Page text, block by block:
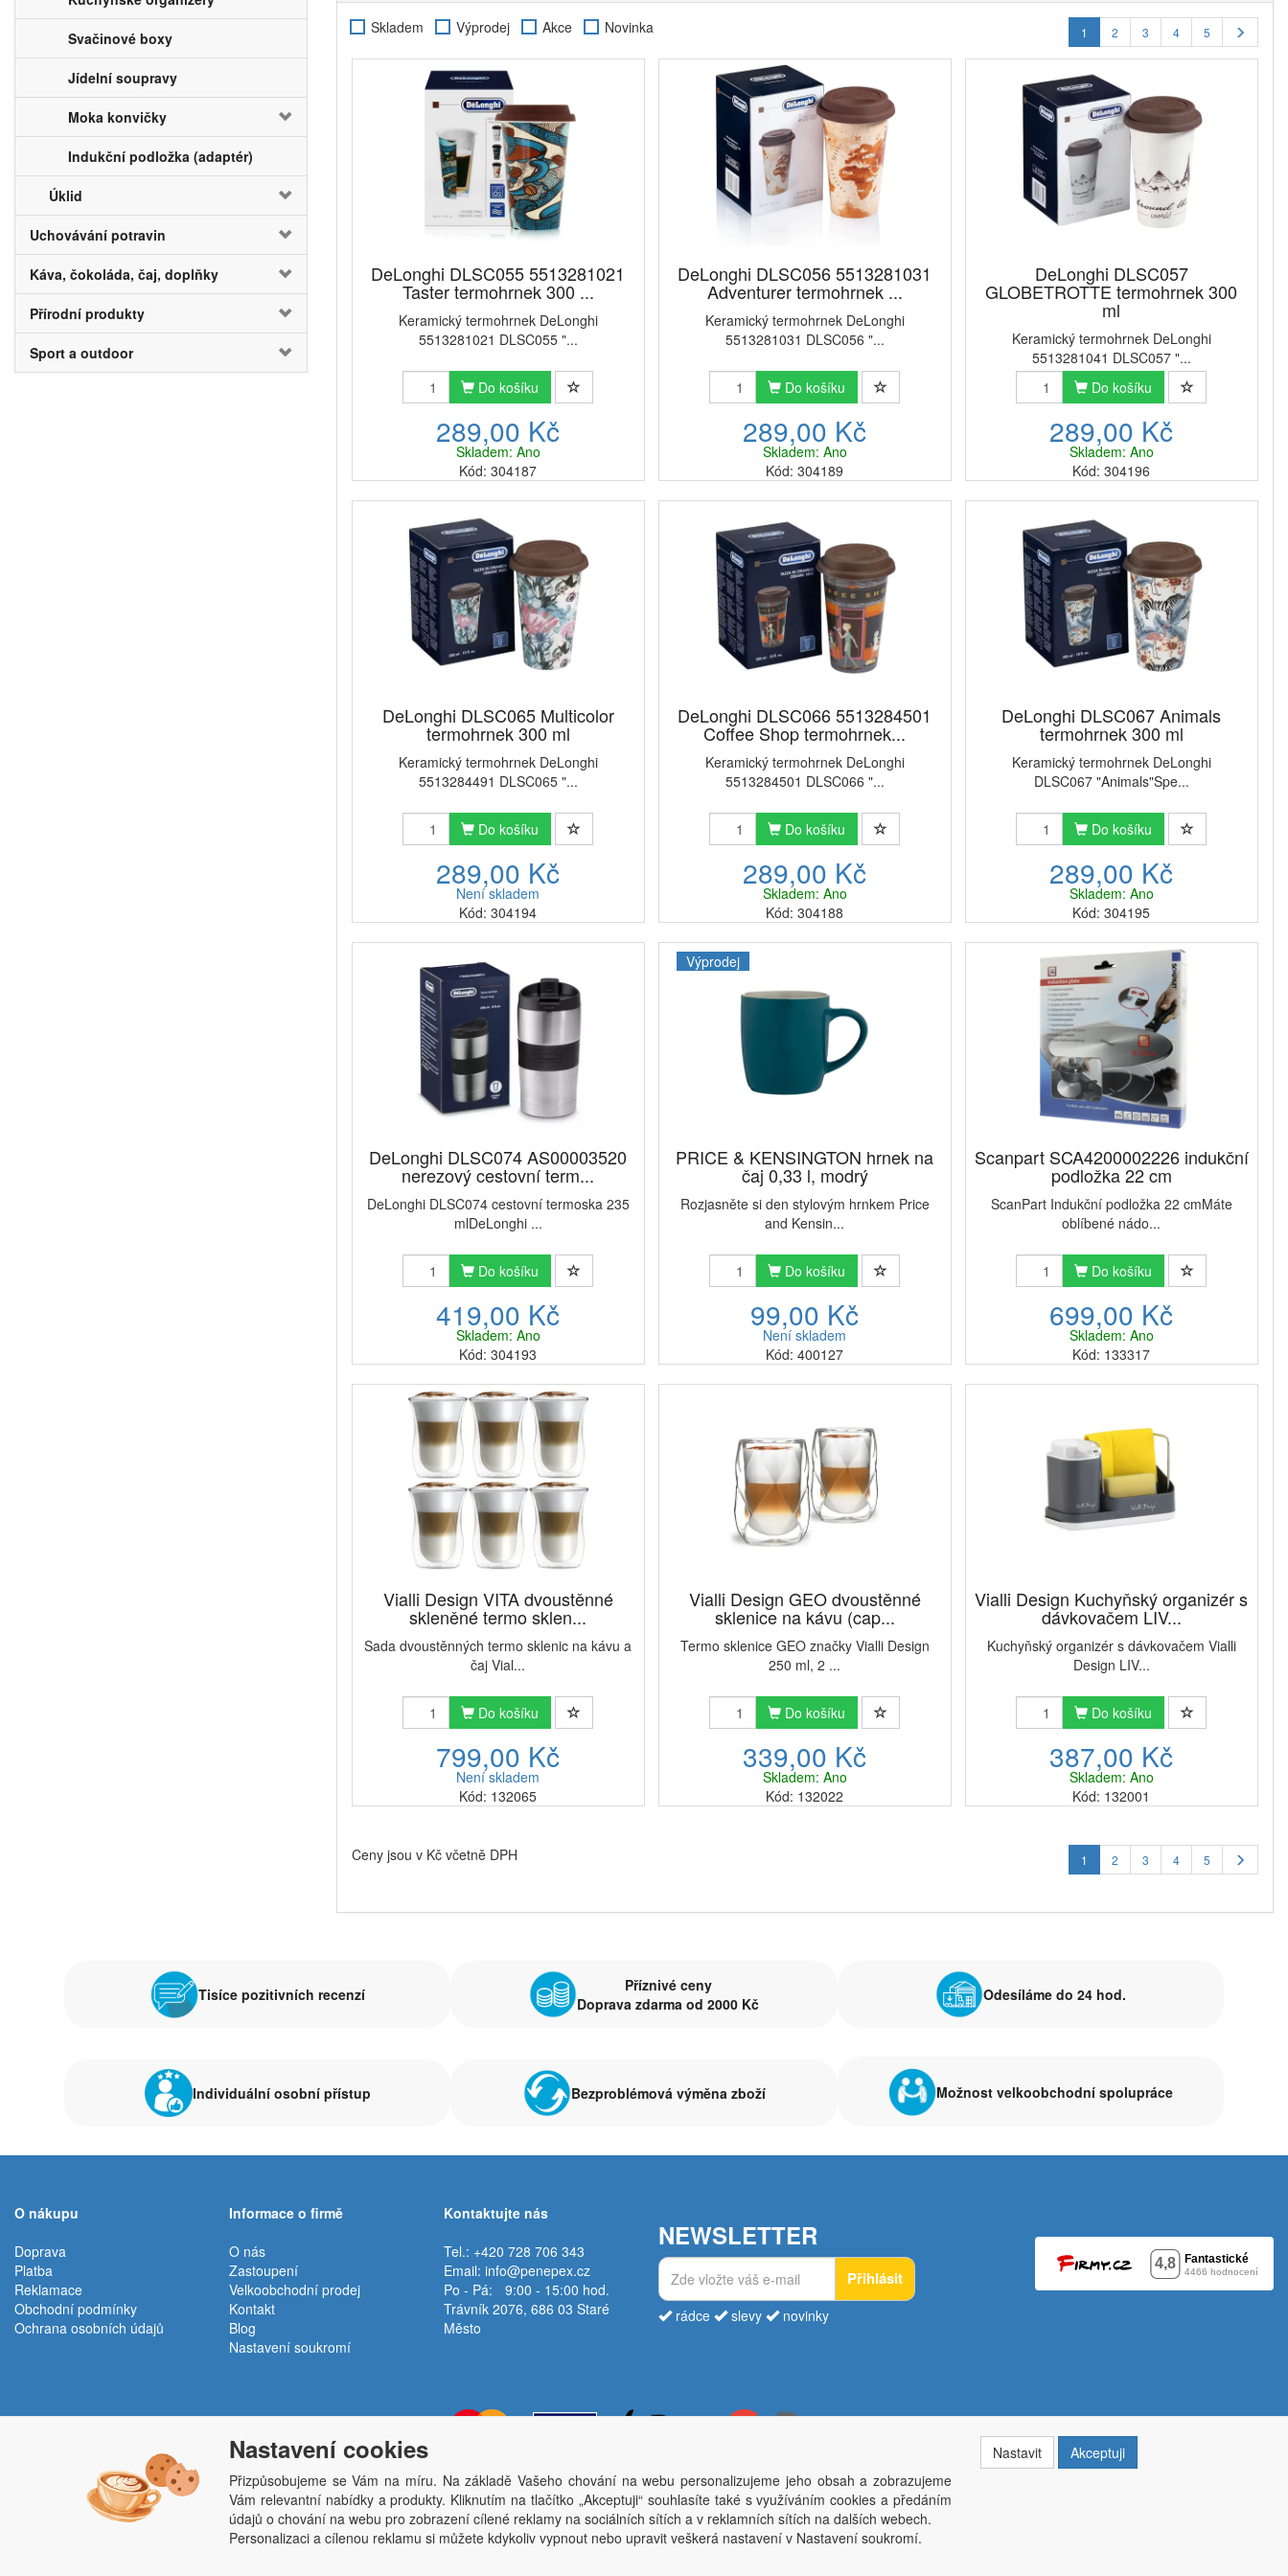
Svačinové boxy
Jídelní soupravy
Moka konvičky
Indukční podložka (adaptér)
Úklid
Uchovávání potravin
Káva, čokoláda, čaj, doplňky
Přírodní produkty
Sport a outdoor
Skladem Výprodej Akce Novinka 1 2 3 4 5
DeLonghi DLSC055 5513281021
Taster termohrnek 300 ...
Keramický termohrnek DeLonghi
5513281021 DLSC055 "...
Do košíku
289,00 Kč
Skladem: Ano
Kód: 304187
DeLonghi DLSC056 5513281031
Adventurer termohrnek ...
Keramický termohrnek DeLonghi
5513281031 DLSC056 "...
Do košíku
289,00 Kč
Skladem: Ano
Kód: 304189
DeLonghi DLSC057
GLOBETROTTE termohrnek 300
ml
Keramický termohrnek DeLonghi
5513281041 DLSC057 "...
Do košíku
289,00 Kč
Skladem: Ano
Kód: 304196
DeLonghi DLSC065 Multicolor
termohrnek 300 ml
Keramický termohrnek DeLonghi
5513284491 DLSC065 "...
Do košíku
289,00 Kč
Není skladem
Kód: 304194
DeLonghi DLSC066 5513284501
Coffee Shop termohrnek...
Keramický termohrnek DeLonghi
5513284501 DLSC066 "...
Do košíku
289,00 Kč
Skladem: Ano
Kód: 304188
DeLonghi DLSC067 Animals
termohrnek 300 ml
Keramický termohrnek DeLonghi
DLSC067 "Animals"Spe...
Do košíku
289,00 Kč
Skladem: Ano
Kód: 304195
DeLonghi DLSC074 AS00003520
nerezový cestovní term...
DeLonghi DLSC074 cestovní termoska 235
mlDeLonghi ...
Do košíku
419,00 Kč
Skladem: Ano
Kód: 304193
Výprodej
PRICE & KENSINGTON hrnek na
čaj 0,33 l, modrý
Rozjasněte si den stylovým hrnkem Price
and Kensin...
Do košíku
99,00 Kč
Není skladem
Kód: 400127
Scanpart SCA4200002226 indukční
podložka 22 cm
ScanPart Indukční podložka 22 cmMáte
oblíbené nádo...
Do košíku
699,00 Kč
Skladem: Ano
Kód: 133317
Vialli Design VITA dvoustěnné
skleněné termo sklen...
Sada dvoustěnných termo sklenic na kávu a
čaj Vial...
Do košíku
799,00 Kč
Není skladem
Kód: 132065
Vialli Design GEO dvoustěnné
sklenice na kávu (cap...
Termo sklenice GEO značky Vialli Design
250 ml, 2 ...
Do košíku
339,00 Kč
Skladem: Ano
Kód: 132022
Vialli Design Kuchyňský organizér s
dávkovačem LIV...
Kuchyňský organizér s dávkovačem Vialli
Design LIV...
Do košíku
387,00 Kč
Skladem: Ano
Kód: 132001
Ceny jsou v Kč včetně DPH 1 2 3 4 5
Tisíce pozitivních recenzí
Příznivé ceny
Doprava zdarma od 2000 Kč
Odesíláme do 24 hod.
Individuální osobní přístup Bezproblémová výměna zboží Možnost velkoobchodní spolupráce
O nákupu
Doprava
Platba
Reklamace
Obchodní podmínky
Ochrana osobních údajů
Informace o firmě
O nás
Zastoupení
Velkoobchodní prodej
Kontakt
Blog
Nastavení soukromí
Kontaktujte nás
Tel.: +420 728 706 343
Email: info@penepex.cz
Po - Pá:
9:00 - 15:00 hod.
Trávník 2076, 686 03 Staré
Město
NEWSLETTER
Přihlásit
rádce slevy novinky
Copyright © Penepex s.r.o. 2025, powered byABRA E-shop
Penepex s.r.o., Za Špicí 1798, 686 03 Staré Město; IČO: 03220923; DIČ: CZ03220923; zápis do obchodního rejstříku dne 22. 7. 2014, krajský soud v Brně oddíl C, vložka 84002
Nastavení cookies
Přizpůsobujeme se Vám na míru. Na základě Vašeho chování na webu personalizujeme jeho obsah a zobrazujeme
Vám relevantní nabídky a produkty. Kliknutím na tlačítko „Akceptuji“ souhlasíte také s využíváním cookies a předáním
údajů o chování na webu pro zobrazení cílené reklamy na sociálních sítích a v reklamních sítích na dalších webech.
Personalizaci a cílenou reklamu si můžete kdykoliv vypnout nebo upravit veškerá nastavení v Nastavení soukromí.
Nastavit Akceptuji